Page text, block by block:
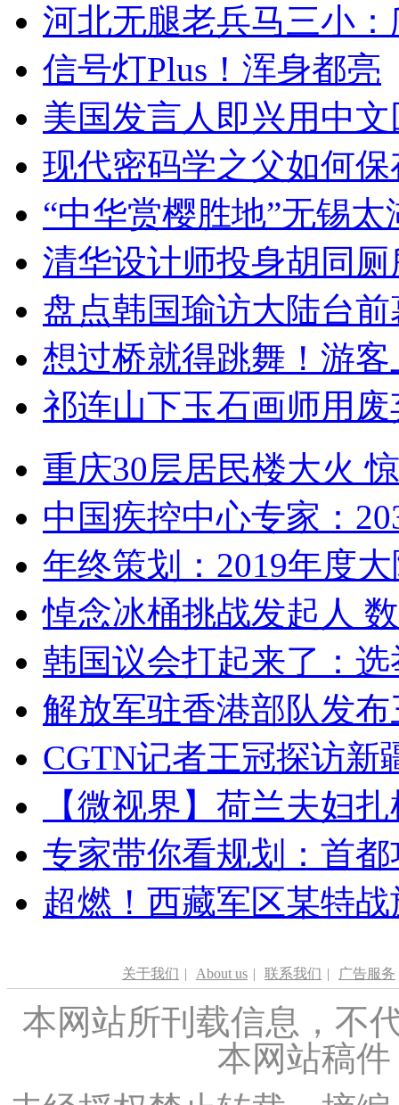
河北无腿老兵马三小
信号灯Plus！浑身都亮
美国发言人即兴用中
现代密码学之父如何
“中华赏樱胜地”无锡
清华设计师投身胡同
盘点韩国瑜访大陆台
想过桥就得跳舞！游客
祁连山下玉石画师用
重庆30层居民楼大火
中国疾控中心专家：
年终策划：2019年度
悼念冰桶挑战发起人
韩国议会打起来了：
解放军驻香港部队发
CGTN记者王冠探访新
【微视界】荷兰夫妇
专家带你看规划：首
超燃！西藏军区某特
关于我们 | About us | 联系我们 | 广告服务
本网站所刊载信息，不
本网站稿